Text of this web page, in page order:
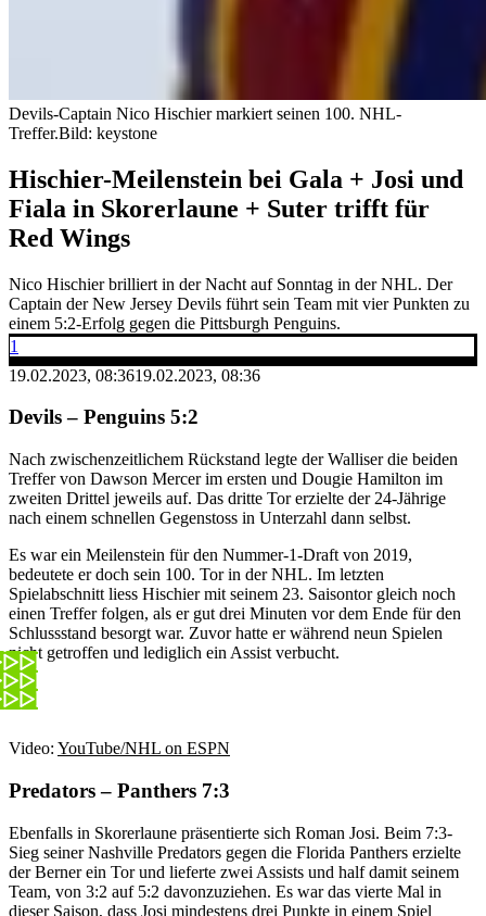
Devils-Captain Nico Hischier markiert seinen 100. NHL-
Treffer.Bild: keystone
Hischier-Meilenstein bei Gala + Josi und
Fiala in Skorerlaune + Suter trifft für
Red Wings
Nico Hischier brilliert in der Nacht auf Sonntag in der NHL. Der
Captain der New Jersey Devils führt sein Team mit vier Punkten zu
einem 5:2-Erfolg gegen die Pittsburgh Penguins.
1
19.02.2023, 08:3619.02.2023, 08:36
Devils – Penguins 5:2
Nach zwischenzeitlichem Rückstand legte der Walliser die beiden
Treffer von Dawson Mercer im ersten und Dougie Hamilton im
zweiten Drittel jeweils auf. Das dritte Tor erzielte der 24-Jährige
nach einem schnellen Gegenstoss in Unterzahl dann selbst.
Es war ein Meilenstein für den Nummer-1-Draft von 2019,
bedeutete er doch sein 100. Tor in der NHL. Im letzten
Spielabschnitt liess Hischier mit seinem 23. Saisontor gleich noch
einen Treffer folgen, als er gut drei Minuten vor dem Ende für den
Schlussstand besorgt war. Zuvor hatte er während neun Spielen
nicht getroffen und lediglich ein Assist verbucht.
Video: YouTube/NHL on ESPN
Predators – Panthers 7:3
Ebenfalls in Skorerlaune präsentierte sich Roman Josi. Beim 7:3-
Sieg seiner Nashville Predators gegen die Florida Panthers erzielte
der Berner ein Tor und lieferte zwei Assists und half damit seinem
Team, von 3:2 auf 5:2 davonzuziehen. Es war das vierte Mal in
dieser Saison, dass Josi mindestens drei Punkte in einem Spiel